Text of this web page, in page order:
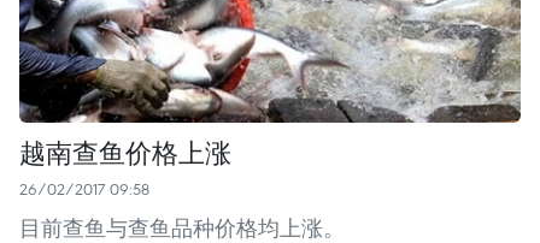
越南查鱼价格上涨
26/02/2017 09:58
目前查鱼与查鱼品种价格均上涨。